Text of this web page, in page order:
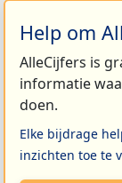
Help om
AlleCijfers is
informatie
doen.
Elke bijdrage
inzichten toe te